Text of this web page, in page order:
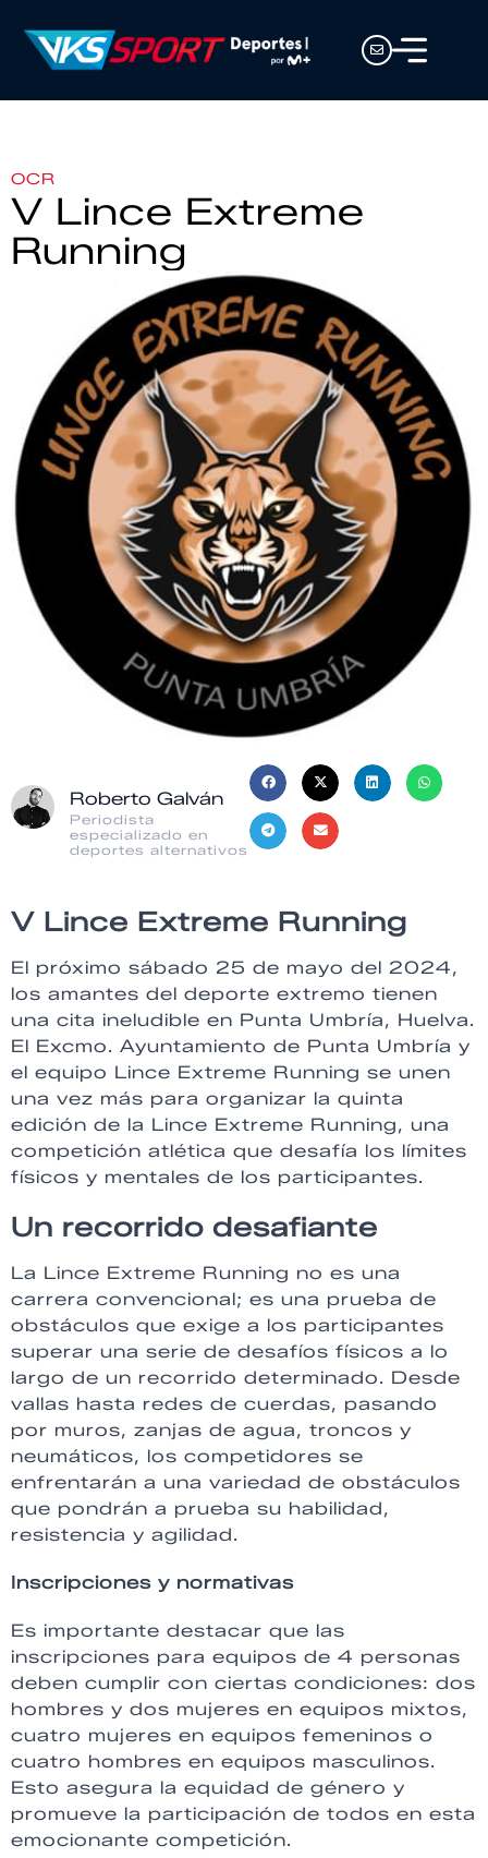
OCR
V Lince Extreme
Running
Roberto Galván
Periodista
especializado en
deportes alternativos
V Lince Extreme Running
El próximo sábado 25 de mayo del 2024,
los amantes del deporte extremo tienen
una cita ineludible en Punta Umbría, Huelva.
El Excmo. Ayuntamiento de Punta Umbría y
el equipo Lince Extreme Running se unen
una vez más para organizar la quinta
edición de la Lince Extreme Running, una
competición atlética que desafía los límites
físicos y mentales de los participantes.
Un recorrido desafiante
La Lince Extreme Running no es una
carrera convencional; es una prueba de
obstáculos que exige a los participantes
superar una serie de desafíos físicos a lo
largo de un recorrido determinado. Desde
vallas hasta redes de cuerdas, pasando
por muros, zanjas de agua, troncos y
neumáticos, los competidores se
enfrentarán a una variedad de obstáculos
que pondrán a prueba su habilidad,
resistencia y agilidad.
Inscripciones y normativas
Es importante destacar que las
inscripciones para equipos de 4 personas
deben cumplir con ciertas condiciones: dos
hombres y dos mujeres en equipos mixtos,
cuatro mujeres en equipos femeninos o
cuatro hombres en equipos masculinos.
Esto asegura la equidad de género y
promueve la participación de todos en esta
emocionante competición.